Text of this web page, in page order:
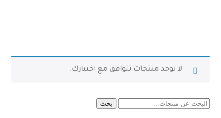
لا توجد منتجات تتوافق مع اختيارك.